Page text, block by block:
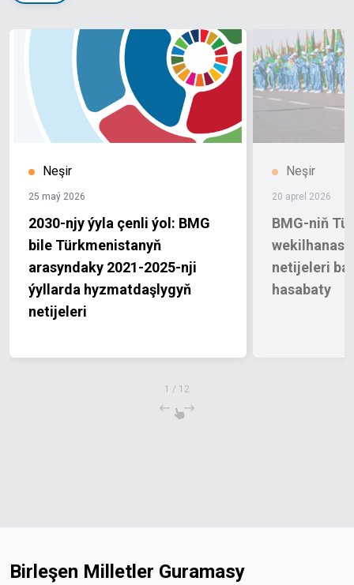
Neşir
25 maý 2026
2030-njy ýyla çenli ýol: BMG
bile Türkmenistanyň
arasyndaky 2021-2025-nji
ýyllarda hyzmatdaşlygyň
netijeleri
Neşir
20 aprel 2026
BMG-niň
netijeleri
hasabaty
1 / 12
Birleşen Milletler Guramasy